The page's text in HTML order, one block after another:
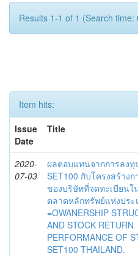
Results 1-1 of 1 (Search time:
Item hits:
Issue
Date
Title
2020-
07-03
ผลตอบแทนจากการลง
SET100 กับโครงสร้าง
ของบริษัทที่จดทะเบียนใ
ตลาดหลักทรัพย์แห่งประ
=OWANERSHIP
AND STOCK RETURN
PERFORMANCE OF
SET100 THAILAND.